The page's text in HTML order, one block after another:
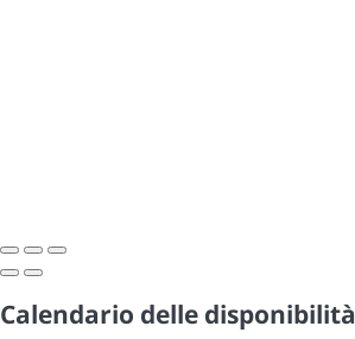
Calendario delle disponibilità